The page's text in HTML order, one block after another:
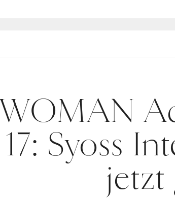
WOMAN
17: Syoss
jetzt